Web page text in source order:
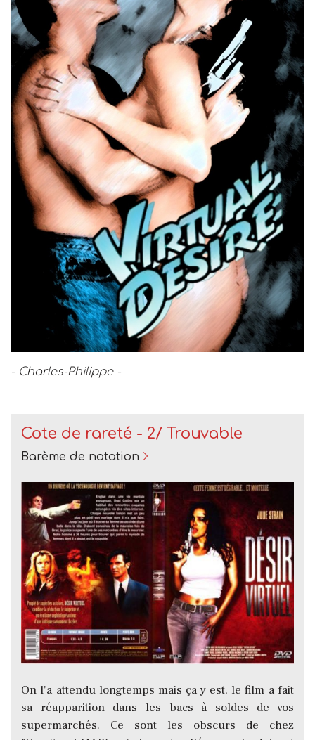
- Charles-Philippe -
Cote de rareté - 2/ Trouvable
Barème de notation
On l'a attendu longtemps mais ça y est, le film a fait
sa réapparition dans les bacs à soldes de vos
supermarchés. Ce sont les obscurs de chez